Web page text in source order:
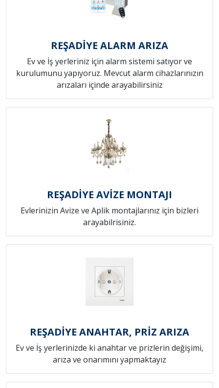
REŞADİYE ALARM ARIZA
Ev ve İş yerleriniz için alarm sistemi satıyor ve
kurulumunu yapıyoruz. Mevcut alarm cihazlarınızın
arızaları içinde arayabilirsiniz
REŞADİYE AVİZE MONTAJI
Evlerinizin Avize ve Aplik montajlarınız için bizleri
arayabilrisiniz.
REŞADİYE ANAHTAR, PRİZ ARIZA
Ev ve İş yerlerinizde ki anahtar ve prizlerin değişimi,
arıza ve onarımını yapmaktayız